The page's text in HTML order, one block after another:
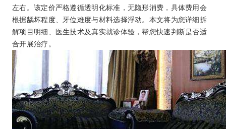
左右。该定价严格遵循透明化标准，无隐形消费，具体费用会
根据龋坏程度、牙位难度与材料选择浮动。本文将为您详细拆
解项目明细、医生技术及真实就诊体验，帮您快速判断是否适
合开展治疗。